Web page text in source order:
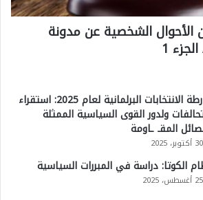
الأحوال الشخصية عن مدونة
1
خارطة الانتخابات البرلمانية لعام 2025: استقراء
ولدور القوى السياسية الممثلة
المقـ ـاومة
30 أكتوبر، 2025
الكوتا: دراسة في المبررات السياسية
25 أغسطس، 2025